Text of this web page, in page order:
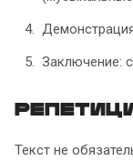
Заключение:
Текст не